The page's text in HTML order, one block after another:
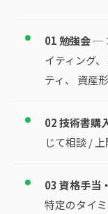
01 勉強会─
イティング
ティ、 資産
02 技術書購
じて相談 /
03 資格手当
特定のタイ